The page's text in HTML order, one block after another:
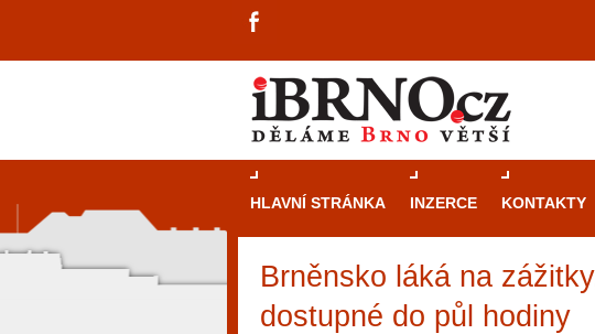
HLAVNÍ STRÁNKA INZERCE KONTAKTY
Brněnsko láká na
dostupné do půl hodiny